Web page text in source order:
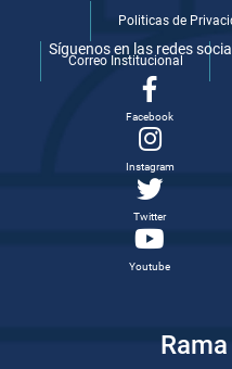
Politicas de
Correo Institucional
Síguenos en las redes
Facebook
Instagram
Twitter
Youtube